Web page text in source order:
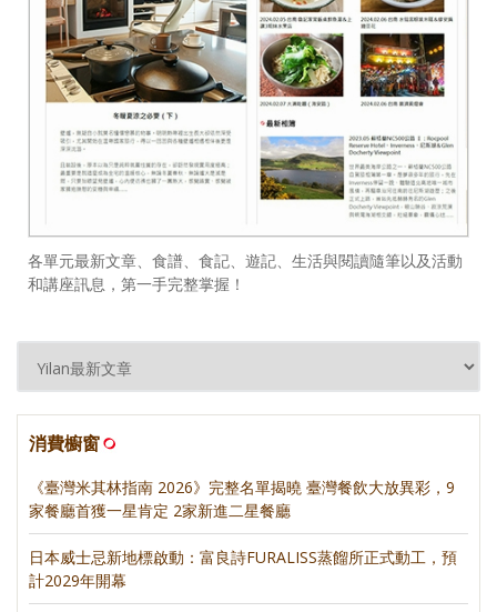
各單元最新文章、食譜、食記、遊記、生活與閱讀隨筆以及活動
和講座訊息，第一手完整掌握！
消費櫥窗
《臺灣米其林指南 2026》完整名單揭曉 臺灣餐飲大放異彩，9
家餐廳首獲一星肯定 2家新進二星餐廳
日本威士忌新地標啟動：富良詩FURALISS蒸餾所正式動工，預
計2029年開幕